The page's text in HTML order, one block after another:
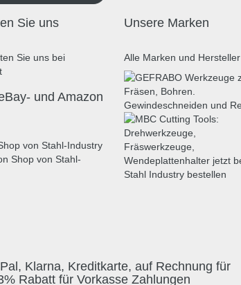
Sie uns
und Amazon
Unsere Marken
Alle Marken und Hersteller
Klarna, Kreditkarte, auf Rechnung für
Rabatt für Vorkasse Zahlungen